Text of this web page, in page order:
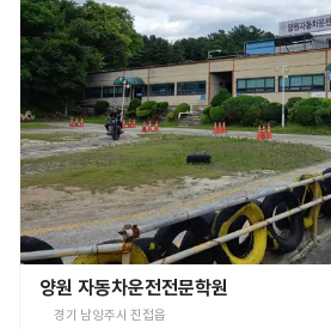
양원 자동차운전전문학원
경기 남양주시 진접읍